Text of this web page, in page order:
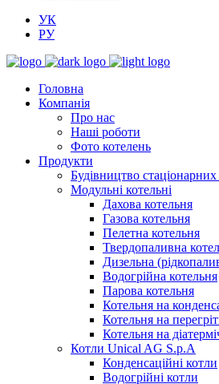
УК
РУ
Головна
Компанія
Про нас
Наші роботи
Фото котелень
Продукти
Будівництво стаціонарних
Модульні котельні
Дахова котельня
Газова котельня
Пелетна котельня
Твердопаливна
Дизельна
Водогрійна котельня
Парова котельня
Котельня на
Котельня на
Котельня на
Котли Unical AG S.p.A
Конденсаційні котли
Водогрійні котли